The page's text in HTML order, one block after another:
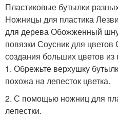
Пластиковые бутылки
Ножницы для пластика
для дерева Обожженный
повязки Соусник для
создания больших цветов
1. Обрежьте верхушку
похожа на лепесток цветка.
2. С помощью ножниц для
лепестки.